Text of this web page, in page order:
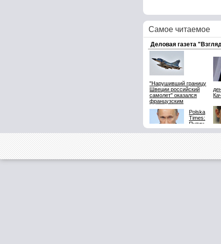
Самое читаемое